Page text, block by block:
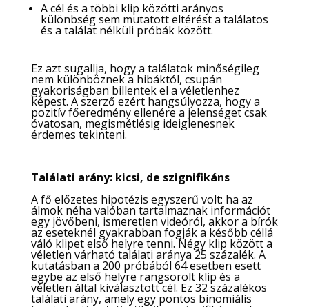
A cél és a többi klip közötti arányos
különbség sem mutatott eltérést a találatos
és a találat nélküli próbák között.
Ez azt sugallja, hogy a találatok minőségileg
nem különböznek a hibáktól, csupán
gyakoriságban billentek el a véletlenhez
képest. A szerző ezért hangsúlyozza, hogy a
pozitív főeredmény ellenére a jelenséget csak
óvatosan, megismétlésig ideiglenesnek
érdemes tekinteni.
Találati arány: kicsi, de szignifikáns
A fő előzetes hipotézis egyszerű volt: ha az
álmok néha valóban tartalmaznak információt
egy jövőbeni, ismeretlen videóról, akkor a bírók
az eseteknél gyakrabban fogják a később céllá
váló klipet első helyre tenni. Négy klip között a
véletlen várható találati aránya 25 százalék. A
kutatásban a 200 próbából 64 esetben esett
egybe az első helyre rangsorolt klip és a
véletlen által kiválasztott cél. Ez 32 százalékos
találati arány, amely egy pontos binomiális